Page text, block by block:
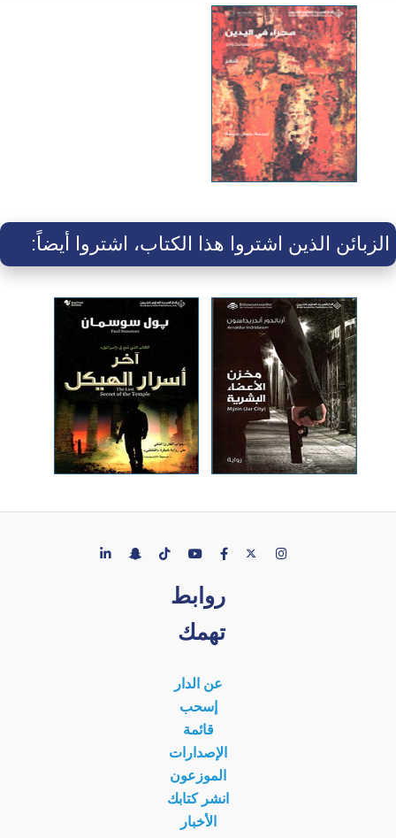
الزبائن الذين اشتروا هذا الكتاب، اشتروا أيضاً:
روابط
تهمك
عن الدار
إسحب
قائمة
الإصدارات
الموزعون
انشر كتابك
الأخبار